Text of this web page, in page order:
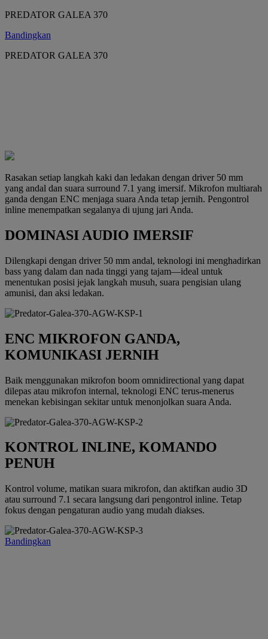
PREDATOR GALEA 370
Bandingkan
PREDATOR GALEA 370
Rasakan setiap langkah kaki dan ledakan dengan driver 50 mm
yang andal dan suara surround 7.1 yang imersif. Mikrofon multiarah
ganda dengan ENC menjaga suara Anda tetap jernih. Pengontrol
inline menempatkan segalanya di ujung jari Anda.
DOMINASI AUDIO IMERSIF
Dilengkapi dengan driver 50 mm andal, teknologi ini menghadirkan
bass yang dalam dan nada tinggi yang tajam—ideal untuk
menentukan posisi jejak langkah musuh, suara pengisian ulang
amunisi, dan aksi ledakan.
ENC MIKROFON GANDA,
KOMUNIKASI JERNIH
Baik menggunakan mikrofon boom omnidirectional yang dapat
dilepas atau mikrofon internal, teknologi ENC terus-menerus
menekan kebisingan sekitar untuk menonjolkan suara Anda.
KONTROL INLINE, KOMANDO
PENUH
Kontrol volume, matikan suara mikrofon, dan aktifkan audio 3D
atau surround 7.1 secara langsung dari pengontrol inline. Tetap
fokus dengan pengaturan audio yang mudah diakses.
Bandingkan